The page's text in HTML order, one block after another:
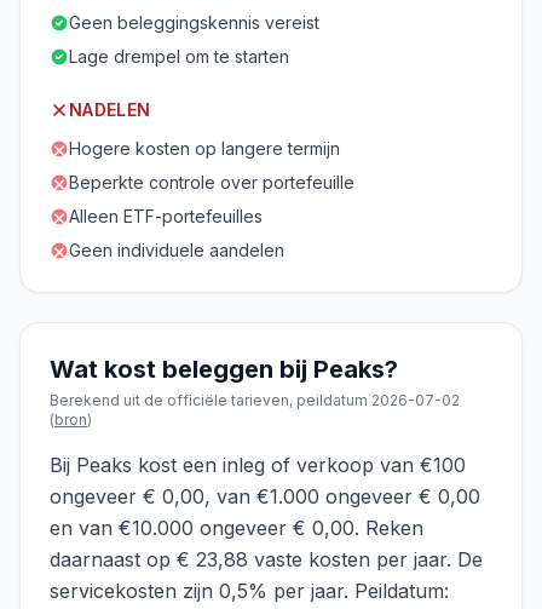
Geen beleggingskennis vereist
Lage drempel om te starten
NADELEN
Hogere kosten op langere termijn
Beperkte controle over portefeuille
Alleen ETF-portefeuilles
Geen individuele aandelen
Wat kost beleggen bij Peaks?
Berekend uit de officiële tarieven, peildatum 2026-07-02
(bron)
Bij Peaks kost een inleg of verkoop van €100
ongeveer € 0,00, van €1.000 ongeveer € 0,00
en van €10.000 ongeveer € 0,00. Reken
daarnaast op € 23,88 vaste kosten per jaar. De
servicekosten zijn 0,5% per jaar. Peildatum: